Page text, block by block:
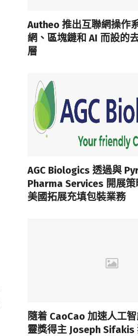
Autheo 推出互聯網操作
網、區塊鏈和 AI 而設的
層
AGC Biologics 透過與
Pharma Services 開展
美國拓展充填包裝業務
隨着 CaoCao 加速人工
靈獎得主 Joseph Sifakis